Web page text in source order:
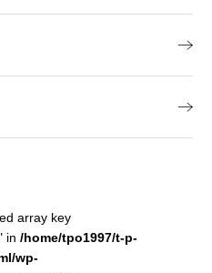
array key
in/home/tpo1997/t-p-
wp-